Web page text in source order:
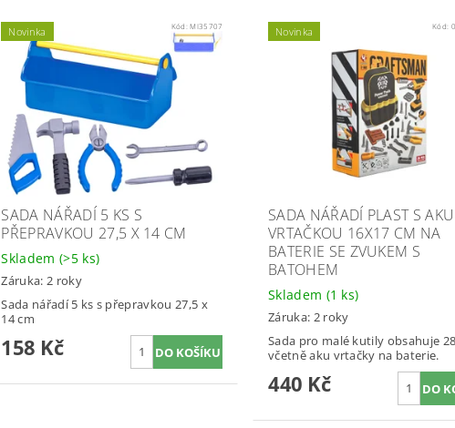
Novinka Kód:MI35707
SADA NÁŘADÍ 5 KS S
PŘEPRAVKOU 27,5 X 14 CM
Skladem (>5 ks)
Záruka: 2 roky
Sada nářadí 5 ks s přepravkou 27,5 x
14 cm
158 Kč
Novinka Kód:
SADA NÁŘADÍ PLAST S AKU
VRTAČKOU 16X17 CM NA
BATERIE SE ZVUKEM S
BATOHEM
Skladem (1 ks)
Záruka: 2 roky
Sada pro malé kutily obsahuje
včetně aku vrtačky na baterie.
440 Kč